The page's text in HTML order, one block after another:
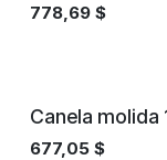
778,69 $
Canela molida
677,05 $